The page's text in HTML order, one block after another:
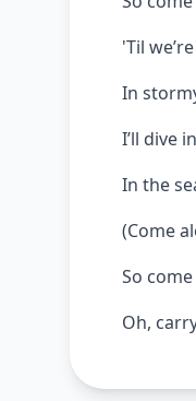
'Til
In
I’ll dive
In the
(Come
So
Oh,